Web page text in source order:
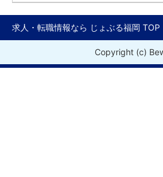
求人・転職情報なら じょぶる福岡 TOP
Copyright (c)